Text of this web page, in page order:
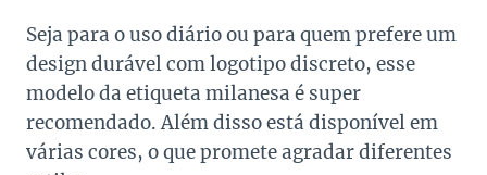
Seja para o uso diário ou para quem prefere um
design durável com logotipo discreto, esse
modelo da etiqueta milanesa é super
recomendado. Além disso está disponível em
várias cores, o que promete agradar diferentes